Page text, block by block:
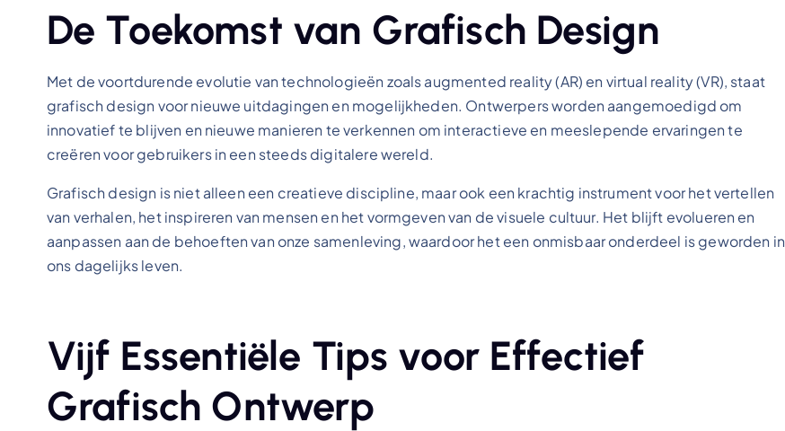
De Toekomst van Grafisch Design
Met de voortdurende evolutie van technologieën zoals augmented reality (AR) en virtual reality (VR), staat
grafisch design voor nieuwe uitdagingen en mogelijkheden. Ontwerpers worden aangemoedigd om
innovatief te blijven en nieuwe manieren te verkennen om interactieve en meeslepende ervaringen te
creëren voor gebruikers in een steeds digitalere wereld.
Grafisch design is niet alleen een creatieve discipline, maar ook een krachtig instrument voor het vertellen
van verhalen, het inspireren van mensen en het vormgeven van de visuele cultuur. Het blijft evolueren en
aanpassen aan de behoeften van onze samenleving, waardoor het een onmisbaar onderdeel is geworden in
ons dagelijks leven.
Vijf Essentiële Tips voor Effectief
Grafisch Ontwerp